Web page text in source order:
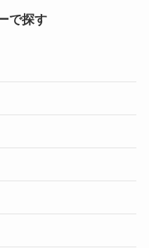
で探す